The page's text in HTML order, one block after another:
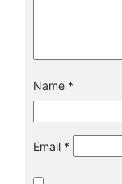
Name *
Email *